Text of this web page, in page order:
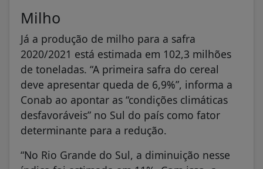
Milho
Já a produção de milho para a safra
2020/2021 está estimada em 102,3 milhões
de toneladas. “A primeira safra do cereal
deve apresentar queda de 6,9%”, informa a
Conab ao apontar as “condições climáticas
desfavoráveis” no Sul do país como fator
determinante para a redução.
“No Rio Grande do Sul, a diminuição nesse